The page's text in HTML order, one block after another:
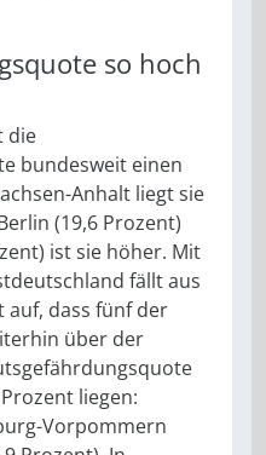
so hoch
die
bundesweit einen
Anhalt liegt sie
(19,6 Prozent)
ist sie höher. Mit
fällt aus
auf, dass fünf der
über der
liegen:
Vorpommern